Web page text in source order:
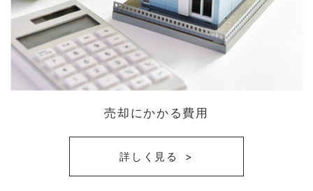
売却にかかる費用
詳しく見る